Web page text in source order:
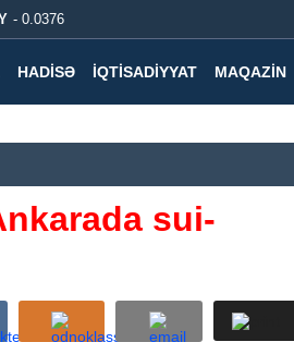
- 0.0376
HADISƏ İQTISADIYYAT MAQAZIN
sui-